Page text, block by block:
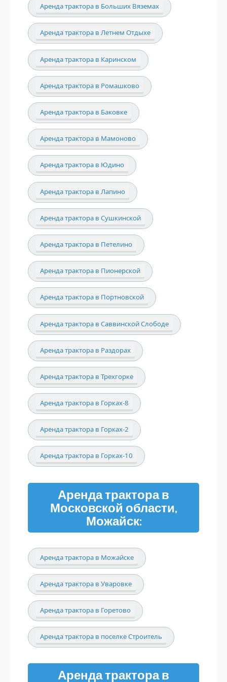
Аренда трактора в Больших Вяземах
Аренда трактора в Летнем Отдыхе
Аренда трактора в Каринском
Аренда трактора в Ромашково
Аренда трактора в Баковке
Аренда трактора в Мамоново
Аренда трактора в Юдино
Аренда трактора в Лапино
Аренда трактора в Сушкинской
Аренда трактора в Петелино
Аренда трактора в Пионерской
Аренда трактора в Портновской
Аренда трактора в Саввинской Слободе
Аренда трактора в Раздорах
Аренда трактора в Трехгорке
Аренда трактора в Горках-8
Аренда трактора в Горках-2
Аренда трактора в Горках-10
Аренда трактора в
Московской области,
Можайск:
Аренда трактора в Можайске
Аренда трактора в Уваровке
Аренда трактора в Горетово
Аренда трактора в поселке Строитель
Аренда трактора в